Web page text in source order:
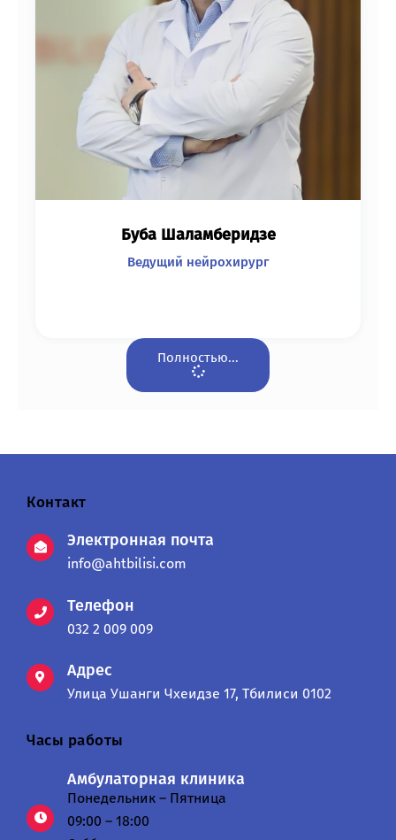
Буба Шаламберидзе
Ведущий нейрохирург
Полностью...
Контакт
Электронная почта
info@ahtbilisi.com
Телефон
032 2 009 009
Адрес
Улица Ушанги Чхеидзе 17, Тбилиси 0102
Часы работы
Амбулаторная клиника
Понедельник – Пятница
09:00 – 18:00